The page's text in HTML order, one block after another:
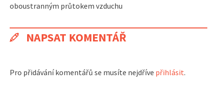
oboustranným průtokem vzduchu
NAPSAT KOMENTÁŘ
Pro přidávání komentářů se musíte nejdříve přihlásit.